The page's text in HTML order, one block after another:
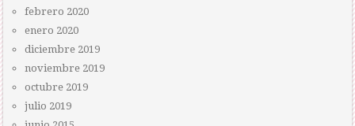
febrero 2020
enero 2020
diciembre 2019
noviembre 2019
octubre 2019
julio 2019